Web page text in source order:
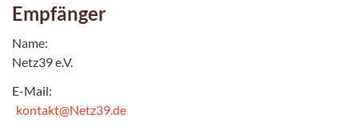
Empfänger
Name:
Netz39 e.V.
E-Mail:
kontakt@Netz39.de